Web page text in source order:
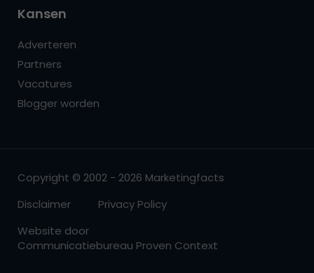
Kansen
Adverteren
Partners
Vacatures
Blogger worden
Copyright © 2002 - 2026 Marketingfacts
Disclaimer
Privacy Policy
Website door
Communicatiebureau Proven Context